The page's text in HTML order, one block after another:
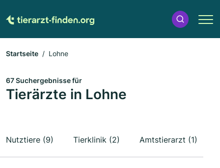
Startseite Lohne
67 Suchergebnisse für
Tierärzte in Lohne
Nutztiere (9) Tierklinik (2) Amtstierarzt (1)